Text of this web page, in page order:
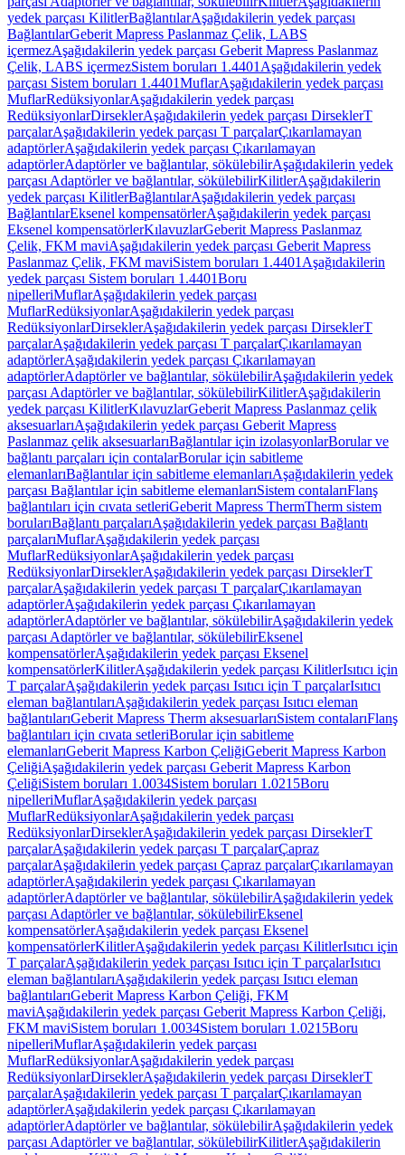
yedek parçası KilitlerBağlantılarAşağıdakilerin yedek parçası
BağlantılarGeberit Mapress Paslanmaz Çelik, LABS
içermezAşağıdakilerin yedek parçası Geberit Mapress Paslanmaz
Çelik, LABS içermezSistem boruları 1.4401 Aşağıdakilerin yedek
parçası Sistem boruları 1.4401MuflarAşağıdakilerin yedek parçası
MuflarRedüksiyonlarAşağıdakilerin yedek parçası
RedüksiyonlarDirseklerAşağıdakilerin yedek parçası DirseklerT
parçalarAşağıdakilerin yedek parçası T parçalarÇıkarılamayan
adaptörlerAşağıdakilerin yedek parçası Çıkarılamayan
adaptörlerAdaptörler ve bağlantılar, sökülebilirAşağıdakilerin yedek
parçası Adaptörler ve bağlantılar, sökülebilirKilitlerAşağıdakilerin
yedek parçası KilitlerBağlantılarAşağıdakilerin yedek parçası
BağlantılarEksenel kompensatörlerAşağıdakilerin yedek parçası
Eksenel kompensatörlerKılavuzlarGeberit Mapress Paslanmaz
Çelik, FKM maviAşağıdakilerin yedek parçası Geberit Mapress
Paslanmaz Çelik, FKM maviSistem boruları 1.4401 Aşağıdakilerin
yedek parçası Sistem boruları 1.4401Boru
nipelleriMuflarAşağıdakilerin yedek parçası
MuflarRedüksiyonlarAşağıdakilerin yedek parçası
RedüksiyonlarDirseklerAşağıdakilerin yedek parçası DirseklerT
parçalarAşağıdakilerin yedek parçası T parçalarÇıkarılamayan
adaptörlerAşağıdakilerin yedek parçası Çıkarılamayan
adaptörlerAdaptörler ve bağlantılar, sökülebilirAşağıdakilerin yedek
parçası Adaptörler ve bağlantılar, sökülebilirKilitlerAşağıdakilerin
yedek parçası KilitlerKılavuzlarGeberit Mapress Paslanmaz çelik
aksesuarlarıAşağıdakilerin yedek parçası Geberit Mapress
Paslanmaz çelik aksesuarlarıBağlantılar için izolasyonlarBorular ve
bağlantı parçaları için contalarBorular için sabitleme
elemanlarıBağlantılar için sabitleme elemanlarıAşağıdakilerin yedek
parçası Bağlantılar için sabitleme elemanlarıSistem contalarıFlanş
bağlantıları için cıvata setleriGeberit Mapress ThermTherm sistem
borularıBağlantı parçalarıAşağıdakilerin yedek parçası Bağlantı
parçalarıMuflarAşağıdakilerin yedek parçası
MuflarRedüksiyonlarAşağıdakilerin yedek parçası
RedüksiyonlarDirseklerAşağıdakilerin yedek parçası DirseklerT
parçalarAşağıdakilerin yedek parçası T parçalarÇıkarılamayan
adaptörlerAşağıdakilerin yedek parçası Çıkarılamayan
adaptörlerAdaptörler ve bağlantılar, sökülebilirAşağıdakilerin yedek
parçası Adaptörler ve bağlantılar, sökülebilirEksenel
kompensatörlerAşağıdakilerin yedek parçası Eksenel
kompensatörlerKilitlerAşağıdakilerin yedek parçası KilitlerIsıtıcı için
T parçalarAşağıdakilerin yedek parçası Isıtıcı için T parçalarIsıtıcı
eleman bağlantılarıAşağıdakilerin yedek parçası Isıtıcı eleman
bağlantılarıGeberit Mapress Therm aksesuarlarıSistem contalarıFlanş
bağlantıları için cıvata setleriBorular için sabitleme
elemanlarıGeberit Mapress Karbon ÇeliğiGeberit Mapress Karbon
ÇeliğiAşağıdakilerin yedek parçası Geberit Mapress Karbon
ÇeliğiSistem boruları 1.0034Sistem boruları 1.0215Boru
nipelleriMuflarAşağıdakilerin yedek parçası
MuflarRedüksiyonlarAşağıdakilerin yedek parçası
RedüksiyonlarDirseklerAşağıdakilerin yedek parçası DirseklerT
parçalarAşağıdakilerin yedek parçası T parçalarÇapraz
parçalarAşağıdakilerin yedek parçası Çapraz parçalarÇıkarılamayan
adaptörlerAşağıdakilerin yedek parçası Çıkarılamayan
adaptörlerAdaptörler ve bağlantılar, sökülebilirAşağıdakilerin yedek
parçası Adaptörler ve bağlantılar, sökülebilirEksenel
kompensatörlerAşağıdakilerin yedek parçası Eksenel
kompensatörlerKilitlerAşağıdakilerin yedek parçası KilitlerIsıtıcı için
T parçalarAşağıdakilerin yedek parçası Isıtıcı için T parçalarIsıtıcı
eleman bağlantılarıAşağıdakilerin yedek parçası Isıtıcı eleman
bağlantılarıGeberit Mapress Karbon Çeliği, FKM
maviAşağıdakilerin yedek parçası Geberit Mapress Karbon Çeliği,
FKM maviSistem boruları 1.0034Sistem boruları 1.0215Boru
nipelleriMuflarAşağıdakilerin yedek parçası
MuflarRedüksiyonlarAşağıdakilerin yedek parçası
RedüksiyonlarDirseklerAşağıdakilerin yedek parçası DirseklerT
parçalarAşağıdakilerin yedek parçası T parçalarÇıkarılamayan
adaptörlerAşağıdakilerin yedek parçası Çıkarılamayan
adaptörlerAdaptörler ve bağlantılar, sökülebilirAşağıdakilerin yedek
parçası Adaptörler ve bağlantılar, sökülebilirKilitlerAşağıdakilerin